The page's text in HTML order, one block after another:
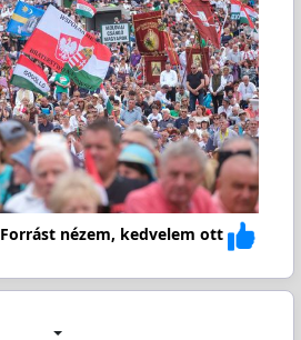
Forrást nézem, kedvelem ott